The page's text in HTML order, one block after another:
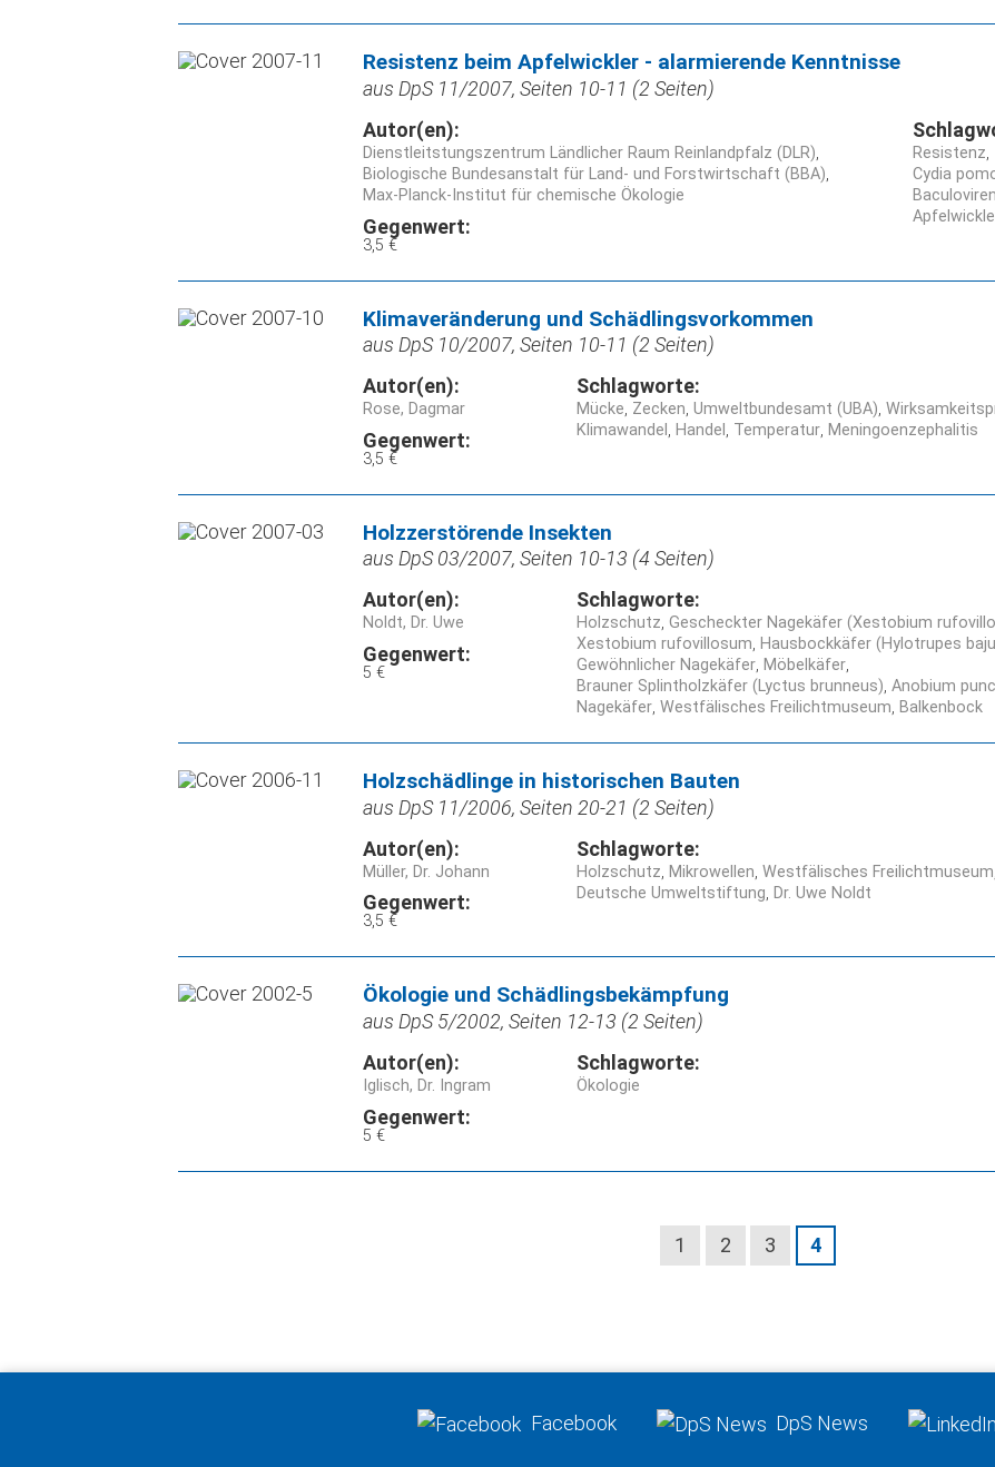
Resistenz beim Apfelwickler - alarmierende Kenntnisse
aus DpS 11/2007, Seiten 10-11 (2 Seiten)
Autor(en):
Dienstleitstungszentrum Ländlicher Raum Reinlandpfalz (DLR)
Biologische Bundesanstalt für Land- und Forstwirtschaft (BBA)
Max-Planck-Institut für chemische Ökologie
Gegenwert:
3,5 €
Resistenz
Cydia
Baculoviren
Klimaveränderung und Schädlingsvorkommen
aus DpS 10/2007, Seiten 10-11 (2 Seiten)
Autor(en):
Rose, Dagmar
Gegenwert:
3,5 €
Schlagworte:
Mücke Zecken Umweltbundesamt (UBA)
Klimawandel
Handel Temperatur Meningoenzephalitis
Holzzerstörende Insekten
aus DpS 03/2007, Seiten 10-13 (4 Seiten)
Autor(en):
Noldt, Dr. Uwe
Gegenwert:
5 €
Schlagworte:
Holzschutz Gescheckter Nagekäfer (Xestobium
Xestobium rufovillosum Hausbockkäfer (Hylotrupes
Gewöhnlicher Nagekäfer Möbelkäfer
Brauner Splintholzkäfer (Lyctus brunneus) Anobium
Nagekäfer Westfälisches Freilichtmuseum Balkenbock
Holzschädlinge in historischen Bauten
aus DpS 11/2006, Seiten 20-21 (2 Seiten)
Autor(en):
Müller, Dr. Johann
Gegenwert:
3,5 €
Schlagworte:
Holzschutz Mikrowellen Westfälisches Freilichtmuseum
Deutsche Umweltstiftung Dr. Uwe Noldt
Ökologie und Schädlingsbekämpfung
aus DpS 5/2002, Seiten 12-13 (2 Seiten)
Autor(en):
Iglisch, Dr. Ingram
Gegenwert:
5 €
Schlagworte:
Ökologie
1 2 3 4
Facebook DpS News